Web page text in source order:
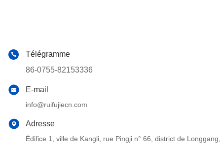
Télégramme
86-0755-82153336
E-mail
info@ruifujiecn.com
Adresse
Édifice 1, ville de Kangli, rue Pingji n° 66, district de